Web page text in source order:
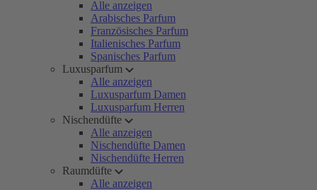
Alle anzeigen
Arabisches Parfum
Französisches Parfum
Italienisches Parfum
Spanisches Parfum
Luxusparfum
Alle anzeigen
Luxusparfum Damen
Luxusparfum Herren
Nischendüfte
Alle anzeigen
Nischendüfte Damen
Nischendüfte Herren
Raumdüfte
Alle anzeigen